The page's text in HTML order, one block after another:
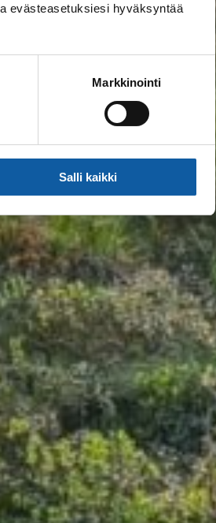
evästeasetuksiesi hyväksyntää
Markkinointi
Salli kaikki